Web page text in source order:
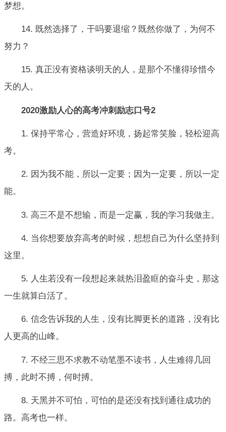
梦想。
14. 既然选择了，干吗要退缩？既然你做了，为何不
努力？
15. 真正没有资格谈明天的人，是那个不懂得珍惜今
天的人。
2020激励人心的高考冲刺励志口号2
1. 保持平常心，营造好环境，扬起常笑脸，轻松迎高
考。
2. 因为我不能，所以一定要；因为一定要，所以一定
能。
3. 高三不是不想输，而是一定赢，我的学习我做主。
4. 当你想要放弃高考的时候，想想自己为什么坚持到
这里。
5. 人生若没有一段想起来就热泪盈眶的奋斗史，那这
一生就算白活了。
6. 信念告诉我的人生，没有比脚更长的道路，没有比
人更高的山峰。
7. 不经三思不求教不动笔墨不读书，人生难得几回
搏，此时不搏，何时搏。
8. 天黑并不可怕，可怕的是还没有找到通往成功的
路。高考也一样。